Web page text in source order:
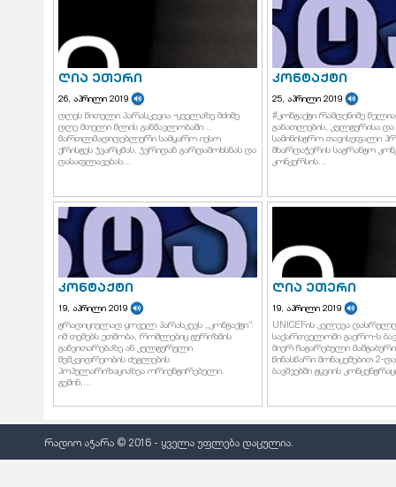
ღია ეთერი
26, აპრილი 2019
დღეს წითელი პარასკევია -ყველაზე მძიმე
დღე მთელი წლის განმავლობაში ..
მართლმადიდებლური სამყარო იესო
ქრისტეს ჯვარცმას, ჯვრიდან გარდამოხსნას და
დასაფლავებას...
კონტაქტი
25, აპრილი 2019
#კონტაქტი რამდენიმე
განათლების, კულტურისა
სამინისტრო თავისუფალი
მხარდაჭერის საგრანტო
კონკურსის...
კონტაქტი
19, აპრილი 2019
ტრადიციულად ყოველ პარასკევს „კონტაქტი“
იმ თემებს ეთმობა, რომლებიც ტურიზმის
განვითარებაზე ან კულტურული
მემკვიდრეობის ძეგლების
პოპულარიზაციაზეა ორიენტირებული.
გუშინ,...
ღია ეთერი
19, აპრილი 2019
UNICEFის კვლევა
საქართველოში გაერო-ს
მიერ ჩატარებული
წინასწარი მონაცემებით 2-
ბავშვებში ტყვიის
რადიო აჭარა © 2016 - ყველა უფლება დაცულია.